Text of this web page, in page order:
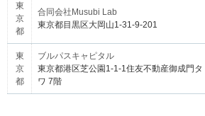
東
京
都
合同会社Musubi Lab
東京都目黒区大岡山1-31-9-201
東
京
都
ブルパスキャピタル
東京都港区芝公園1-1-1住友不動産御成門タ
ワ 7階